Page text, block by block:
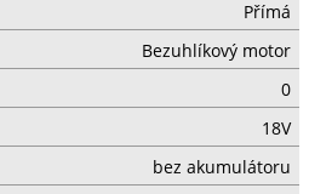
Přímá
Bezuhlíkový motor
0
18V
bez akumulátoru